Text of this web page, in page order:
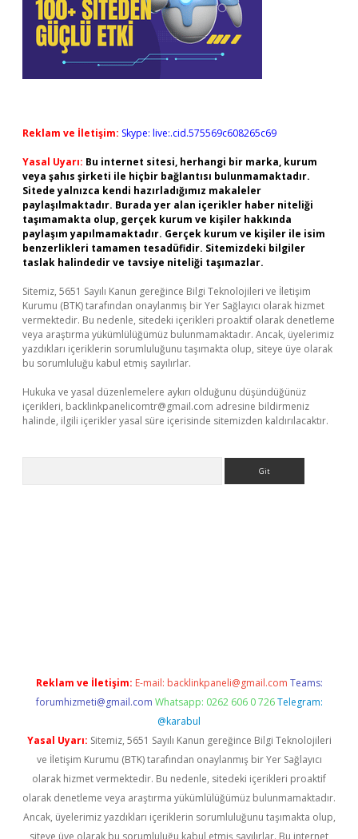
Reklam ve İletişim: Skype: live:.cid.575569c608265c69
Yasal Uyarı: Bu internet sitesi, herhangi bir marka, kurum
veya şahıs şirketi ile hiçbir bağlantısı bulunmamaktadır.
Sitede yalnızca kendi hazırladığımız makaleler
paylaşılmaktadır. Burada yer alan içerikler haber niteliği
taşımamakta olup, gerçek kurum ve kişiler hakkında
paylaşım yapılmamaktadır. Gerçek kurum ve kişiler ile isim
benzerlikleri tamamen tesadüfidir. Sitemizdeki bilgiler
taslak halindedir ve tavsiye niteliği taşımazlar.
Sitemiz, 5651 Sayılı Kanun gereğince Bilgi Teknolojileri ve İletişim
Kurumu (BTK) tarafından onaylanmış bir Yer Sağlayıcı olarak hizmet
vermektedir. Bu nedenle, sitedeki içerikleri proaktif olarak denetleme
veya araştırma yükümlülüğümüz bulunmamaktadır. Ancak, üyelerimiz
yazdıkları içeriklerin sorumluluğunu taşımakta olup, siteye üye olarak
bu sorumluluğu kabul etmiş sayılırlar.
Hukuka ve yasal düzenlemelere aykırı olduğunu düşündüğünüz
içerikleri, backlinkpanelicomtr@gmail.com adresine bildirmeniz
halinde, ilgili içerikler yasal süre içerisinde sitemizden kaldırılacaktır.
Reklam ve İletişim: E-mail: backlinkpaneli@gmail.com Teams:
forumhizmeti@gmail.com Whatsapp: 0262 606 0 726 Telegram:
@karabul
Yasal Uyarı: Sitemiz, 5651 Sayılı Kanun gereğince Bilgi Teknolojileri
ve İletişim Kurumu (BTK) tarafından onaylanmış bir Yer Sağlayıcı
olarak hizmet vermektedir. Bu nedenle, sitedeki içerikleri proaktif
olarak denetleme veya araştırma yükümlülüğümüz bulunmamaktadır.
Ancak, üyelerimiz yazdıkları içeriklerin sorumluluğunu taşımakta olup,
siteye üye olarak bu sorumluluğu kabul etmiş sayılırlar. Bu internet